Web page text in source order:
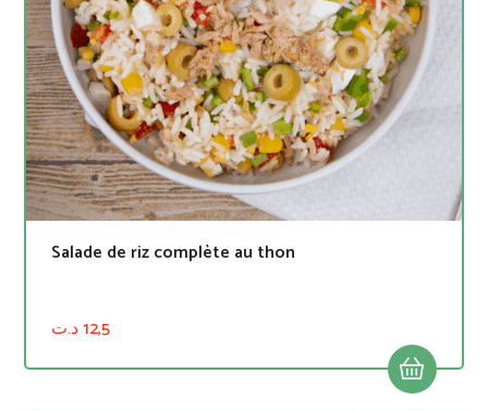
Salade de riz complète au thon
12,5د.ت